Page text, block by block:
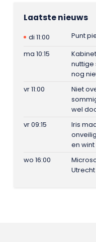
Laatste nieuws
di 11:00
Punt
ma 10:15
nuttige
nog
vr 11:00
Niet
wel
vr 09:15
Iris
en
wo 16:00